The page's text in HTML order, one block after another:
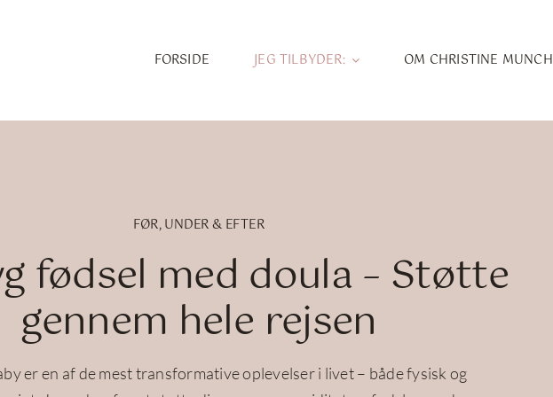
FORSIDE JEG TILBYDER: OM CHRISTINE MUNCH
FØR, UNDER & EFTER
fødsel med doula – Støtte
gennem hele rejsen
er en af de mest transformative oplevelser i livet – både fysisk og